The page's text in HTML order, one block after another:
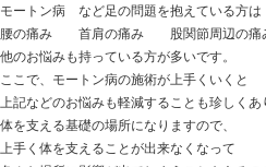
原因は
足のアーチの問題
履物の問題
偏平足
外反母趾だから